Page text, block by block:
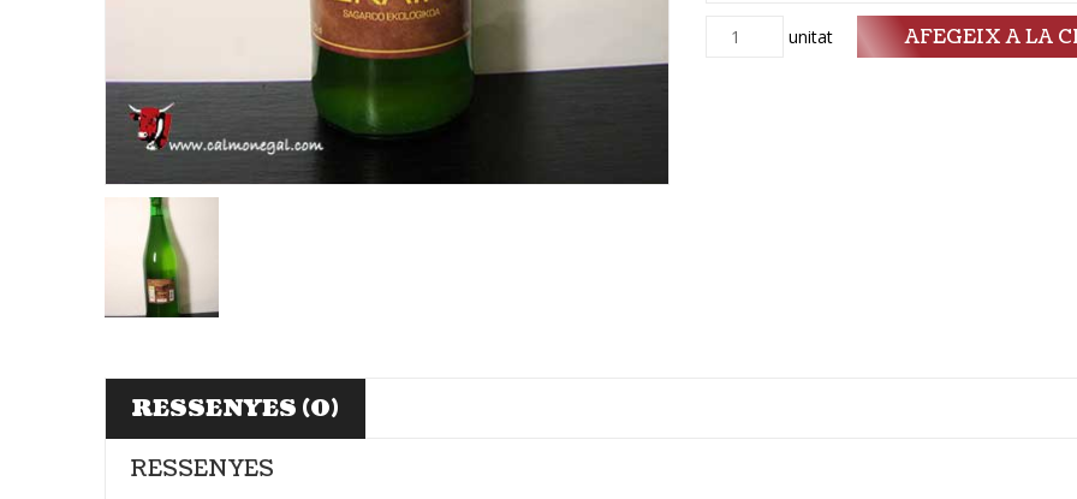
Quantitat unitat AFEGEIX A LA
RESSENYES (0)
RESSENYES